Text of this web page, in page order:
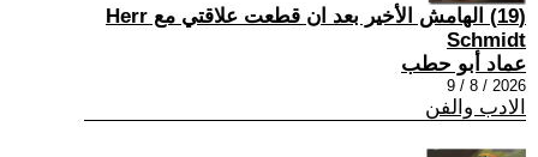
(19) الهامش الأخير بعد ان قطعت علاقتي مع Herr
Schmidt
عماد أبو حطب
2026 / 8 / 9
الادب والفن